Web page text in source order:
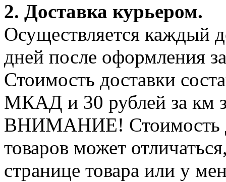
2. Доставка курьером.
Осуществляется каждый
дней после оформления
Стоимость доставки
МКАД и 30 рублей за км
ВНИМАНИЕ! Стоимость
товаров может
странице товара или у